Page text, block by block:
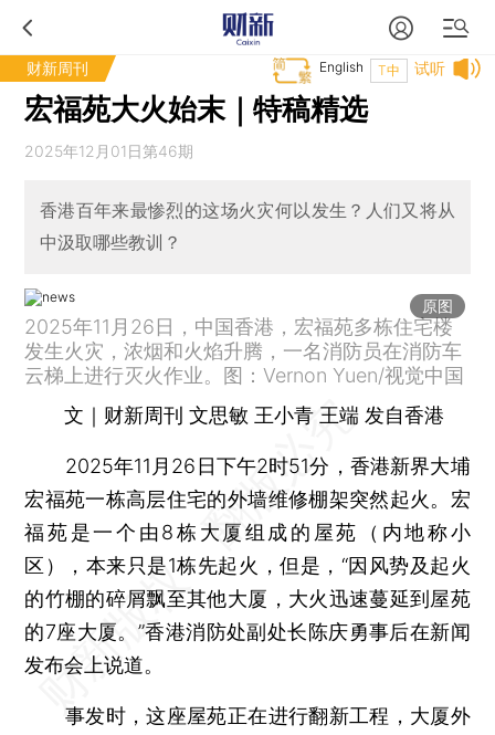
财新周刊 试听
T中
English
宏福苑大火始末｜特稿精选
2025年12月01日第46期
香港百年来最惨烈的这场火灾何以发生？人们又将从
中汲取哪些教训？
原图
2025年11月26日，中国香港，宏福苑多栋住宅楼
发生火灾，浓烟和火焰升腾，一名消防员在消防车
云梯上进行灭火作业。图：Vernon Yuen/视觉中国
文｜财新周刊 文思敏 王小青 王端 发自香港
2025年11月26日下午2时51分，香港新界大埔
宏福苑一栋高层住宅的外墙维修棚架突然起火。宏
福苑是一个由8栋大厦组成的屋苑（内地称小
区），本来只是1栋先起火，但是，“因风势及起火
的竹棚的碎屑飘至其他大厦，大火迅速蔓延到屋苑
的7座大厦。”香港消防处副处长陈庆勇事后在新闻
发布会上说道。
事发时，这座屋苑正在进行翻新工程，大厦外